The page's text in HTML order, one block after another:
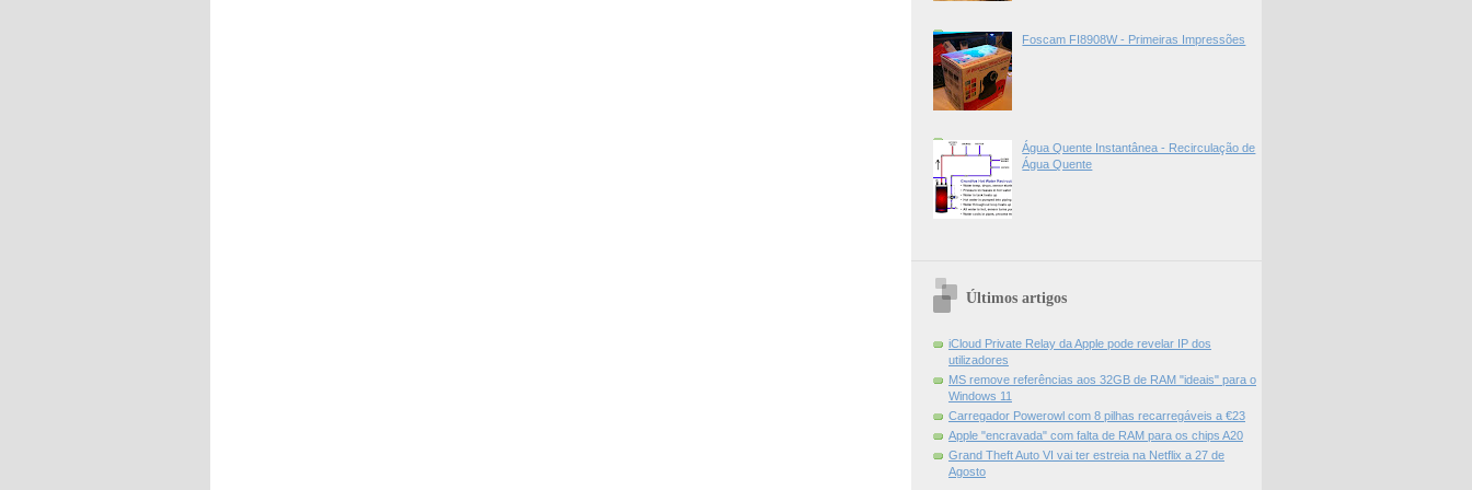
Foscam FI8908W - Primeiras Impressões
Água Quente Instantânea - Recirculação de
Água Quente
Últimos artigos
iCloud Private Relay da Apple pode revelar IP dos
utilizadores
MS remove referências aos 32GB de RAM "ideais" para o
Windows 11
Carregador Powerowl com 8 pilhas recarregáveis a €23
Apple "encravada" com falta de RAM para os chips A20
Grand Theft Auto VI vai ter estreia na Netflix a 27 de
Agosto